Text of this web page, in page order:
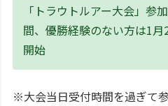
「トラウトルアー大会」参
間、優勝経験のない方は1
開始
※大会当日受付時間を過ぎて